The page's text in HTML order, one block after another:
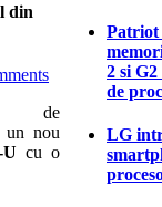
din
de
un nou
cu o
Patriot
2 si
de
LG